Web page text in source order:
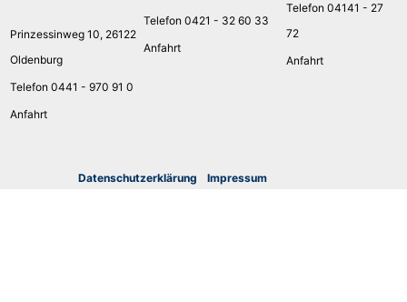
Prinzessinweg 10, 26122
Oldenburg
Telefon 0441 - 970 91 0
Anfahrt
Telefon 0421 - 32 60 33
Anfahrt
Telefon 04141 - 27
72
Anfahrt
Datenschutzerklärung Impressum